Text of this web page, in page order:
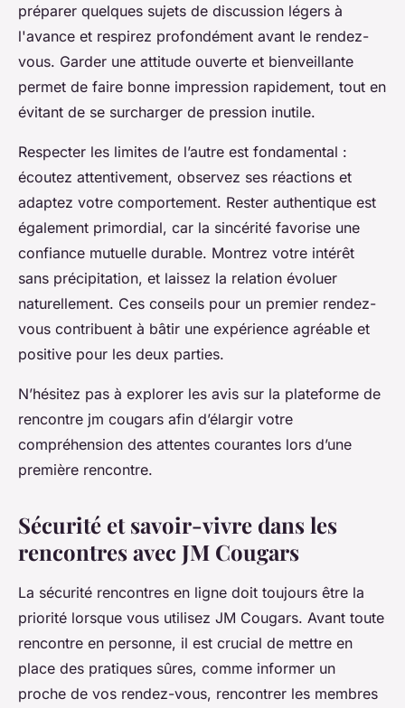
préparer quelques sujets de discussion légers à
l'avance et respirez profondément avant le rendez-
vous. Garder une attitude ouverte et bienveillante
permet de faire bonne impression rapidement, tout en
évitant de se surcharger de pression inutile.
Respecter les limites de l’autre est fondamental :
écoutez attentivement, observez ses réactions et
adaptez votre comportement. Rester authentique est
également primordial, car la sincérité favorise une
confiance mutuelle durable. Montrez votre intérêt
sans précipitation, et laissez la relation évoluer
naturellement. Ces conseils pour un premier rendez-
vous contribuent à bâtir une expérience agréable et
positive pour les deux parties.
N’hésitez pas à explorer les avis sur la plateforme de
rencontre jm cougars afin d’élargir votre
compréhension des attentes courantes lors d’une
première rencontre.
Sécurité et savoir-vivre dans les
rencontres avec JM Cougars
La sécurité rencontres en ligne doit toujours être la
priorité lorsque vous utilisez JM Cougars. Avant toute
rencontre en personne, il est crucial de mettre en
place des pratiques sûres, comme informer un
proche de vos rendez-vous, rencontrer les membres